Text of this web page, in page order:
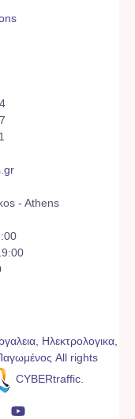
- Athens
Ηλεκτρολογικα,
All rights
CYBERtraffic